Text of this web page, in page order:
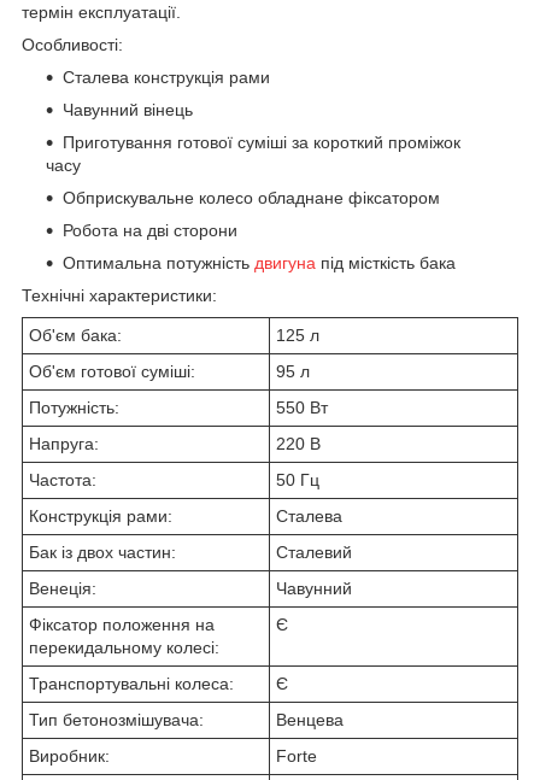
термін експлуатації.
Особливості:
Сталева конструкція рами
Чавунний вінець
Приготування готової суміші за короткий проміжок
часу
Обприскувальне колесо обладнане фіксатором
Робота на дві сторони
Оптимальна потужність двигуна під місткість бака
Технічні характеристики:
Об'єм бака:
125 л
Об'єм готової суміші:
95 л
Потужність:
550 Вт
Напруга:
220 В
Частота:
50 Гц
Конструкція рами:
Сталева
Бак із двох частин:
Сталевий
Венеція:
Чавунний
Фіксатор положення на
перекидальному колесі:
Є
Транспортувальні колеса:
Є
Тип бетонозмішувача:
Венцева
Виробник:
Forte